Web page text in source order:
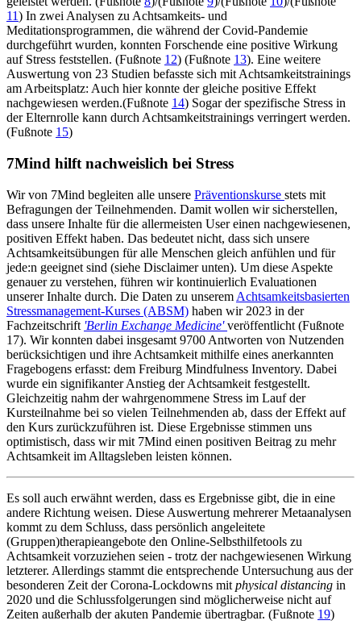
11) In zwei Analysen zu Achtsamkeits- und
Meditationsprogrammen, die während der Covid-Pandemie
durchgeführt wurden, konnten Forschende eine positive Wirkung
auf Stress feststellen. (Fußnote 12) (Fußnote 13). Eine weitere
Auswertung von 23 Studien befasste sich mit Achtsamkeitstrainings
am Arbeitsplatz: Auch hier konnte der gleiche positive Effekt
nachgewiesen werden.(Fußnote 14) Sogar der spezifische Stress in
der Elternrolle kann durch Achtsamkeitstrainings verringert werden.
(Fußnote 15)
7Mind hilft nachweislich bei Stress
Wir von 7Mind begleiten alle unsere Präventionskurse stets mit
Befragungen der Teilnehmenden. Damit wollen wir sicherstellen,
dass unsere Inhalte für die allermeisten User einen nachgewiesenen,
positiven Effekt haben. Das bedeutet nicht, dass sich unsere
Achtsamkeitsübungen für alle Menschen gleich anfühlen und für
jede:n geeignet sind (siehe Disclaimer unten). Um diese Aspekte
genauer zu verstehen, führen wir kontinuierlich Evaluationen
unserer Inhalte durch. Die Daten zu unserem Achtsamkeitsbasierten
Stressmanagement-Kurses (ABSM) haben wir 2023 in der
Fachzeitschrift 'Berlin Exchange Medicine'veröffentlicht (Fußnote
17). Wir konnten dabei insgesamt 9700 Antworten von Nutzenden
berücksichtigen und ihre Achtsamkeit mithilfe eines anerkannten
Fragebogens erfasst: dem Freiburg Mindfulness Inventory. Dabei
wurde ein signifikanter Anstieg der Achtsamkeit festgestellt.
Gleichzeitig nahm der wahrgenommene Stress im Lauf der
Kursteilnahme bei so vielen Teilnehmenden ab, dass der Effekt auf
den Kurs zurückzuführen ist. Diese Ergebnisse stimmen uns
optimistisch, dass wir mit 7Mind einen positiven Beitrag zu mehr
Achtsamkeit im Alltagsleben leisten können.
Es soll auch erwähnt werden, dass es Ergebnisse gibt, die in eine
andere Richtung weisen. Diese Auswertung mehrerer Metaanalysen
kommt zu dem Schluss, dass persönlich angeleitete
(Gruppen)therapieangebote den Online-Selbsthilfetools zu
Achtsamkeit vorzuziehen seien - trotz der nachgewiesenen Wirkung
letzterer. Allerdings stammt die entsprechende Untersuchung aus der
besonderen Zeit der Corona-Lockdowns mit physical distancing in
2020 und die Schlussfolgerungen sind möglicherweise nicht auf
Zeiten außerhalb der akuten Pandemie übertragbar. (Fußnote 19)